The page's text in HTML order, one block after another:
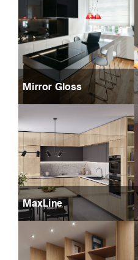
Mirror Gloss
MaxLine